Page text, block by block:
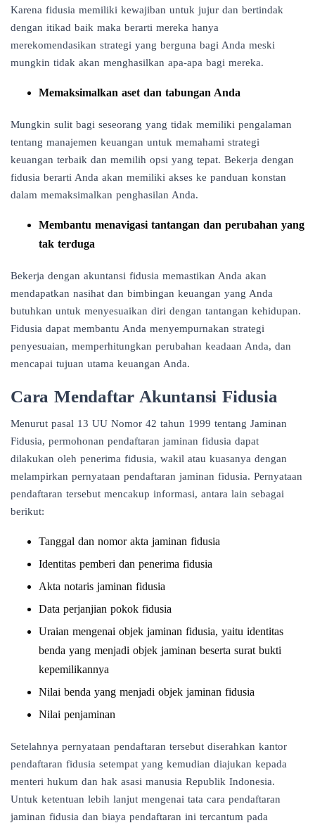
Karena fidusia memiliki kewajiban untuk jujur dan bertindak
dengan itikad baik maka berarti mereka hanya
merekomendasikan strategi yang berguna bagi Anda meski
mungkin tidak akan menghasilkan apa-apa bagi mereka.
Memaksimalkan aset dan tabungan Anda
Mungkin sulit bagi seseorang yang tidak memiliki pengalaman
tentang manajemen keuangan untuk memahami strategi
keuangan terbaik dan memilih opsi yang tepat. Bekerja dengan
fidusia berarti Anda akan memiliki akses ke panduan konstan
dalam memaksimalkan penghasilan Anda.
Membantu menavigasi tantangan dan perubahan yang
tak terduga
Bekerja dengan akuntansi fidusia memastikan Anda akan
mendapatkan nasihat dan bimbingan keuangan yang Anda
butuhkan untuk menyesuaikan diri dengan tantangan kehidupan.
Fidusia dapat membantu Anda menyempurnakan strategi
penyesuaian, memperhitungkan perubahan keadaan Anda, dan
mencapai tujuan utama keuangan Anda.
Cara Mendaftar Akuntansi Fidusia
Menurut pasal 13 UU Nomor 42 tahun 1999 tentang Jaminan
Fidusia, permohonan pendaftaran jaminan fidusia dapat
dilakukan oleh penerima fidusia, wakil atau kuasanya dengan
melampirkan pernyataan pendaftaran jaminan fidusia. Pernyataan
pendaftaran tersebut mencakup informasi, antara lain sebagai
berikut:
Tanggal dan nomor akta jaminan fidusia
Identitas pemberi dan penerima fidusia
Akta notaris jaminan fidusia
Data perjanjian pokok fidusia
Uraian mengenai objek jaminan fidusia, yaitu identitas
benda yang menjadi objek jaminan beserta surat bukti
kepemilikannya
Nilai benda yang menjadi objek jaminan fidusia
Nilai penjaminan
Setelahnya pernyataan pendaftaran tersebut diserahkan kantor
pendaftaran fidusia setempat yang kemudian diajukan kepada
menteri hukum dan hak asasi manusia Republik Indonesia.
Untuk ketentuan lebih lanjut mengenai tata cara pendaftaran
jaminan fidusia dan biaya pendaftaran ini tercantum pada